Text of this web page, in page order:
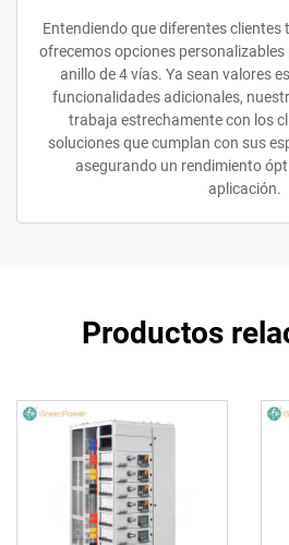
Entendiendo que diferentes clientes
ofrecemos opciones
anillo de 4 vías. Ya sean valores
funcionalidades adicionales,
trabaja estrechamente con los
soluciones que cumplan con sus
asegurando un rendimiento
aplicación.
Productos